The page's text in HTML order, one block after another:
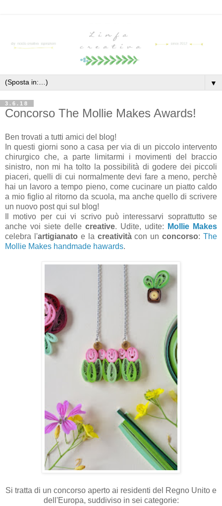
▼
3.6.18
Concorso The Mollie Makes Awards!
Ben trovati a tutti amici del blog!
In questi giorni sono a casa per via di un piccolo intervento
chirurgico che, a parte limitarmi i movimenti del braccio
sinistro, non mi ha tolto la possibilità di godere dei piccoli
piaceri, quelli di cui normalmente devi fare a meno, perchè
hai un lavoro a tempo pieno, come cucinare un piatto caldo
a mio figlio al ritorno da scuola, ma anche quello di scrivere
un nuovo post qui sul blog!
Il motivo per cui vi scrivo può interessarvi soprattutto se
anche voi siete delle creative. Udite, udite:
Mollie Makes
celebra l'artigianato e la creativitàcon unconcorso: The
Mollie Makes handmade hawards.
Si tratta di un concorso aperto ai residenti del Regno Unito e
dell'Europa, suddiviso in sei categorie: